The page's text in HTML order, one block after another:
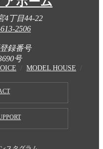
4丁目44-22
2506
録番号
号
MODEL HOUSE